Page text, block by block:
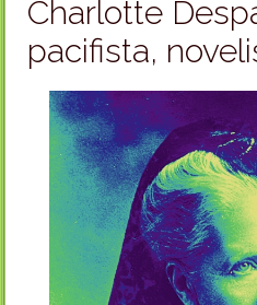
Charlotte
pacifista,